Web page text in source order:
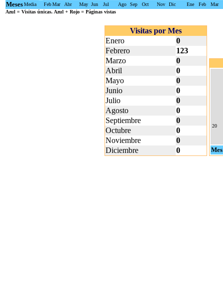
MesesMedia FebMar Abr May Jun Jul Ago Sep Oct Nov Dic Ene Feb
Mar
Azul = Visitas únicas. Azul + Rojo = Páginas vistas
Visitas por Mes
Enero
0
Febrero
123
Marzo
0
Abril
0
Mayo
0
Junio
0
Julio
0
Agosto
0
Septiembre
0
Octubre
0
Noviembre
0
Diciembre
0
20
Mes